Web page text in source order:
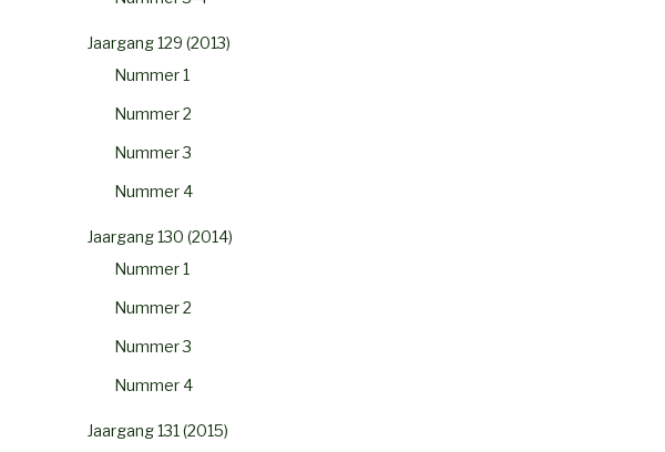
Jaargang 129 (2013)
Nummer 1
Nummer 2
Nummer 3
Nummer 4
Jaargang 130 (2014)
Nummer 1
Nummer 2
Nummer 3
Nummer 4
Jaargang 131 (2015)